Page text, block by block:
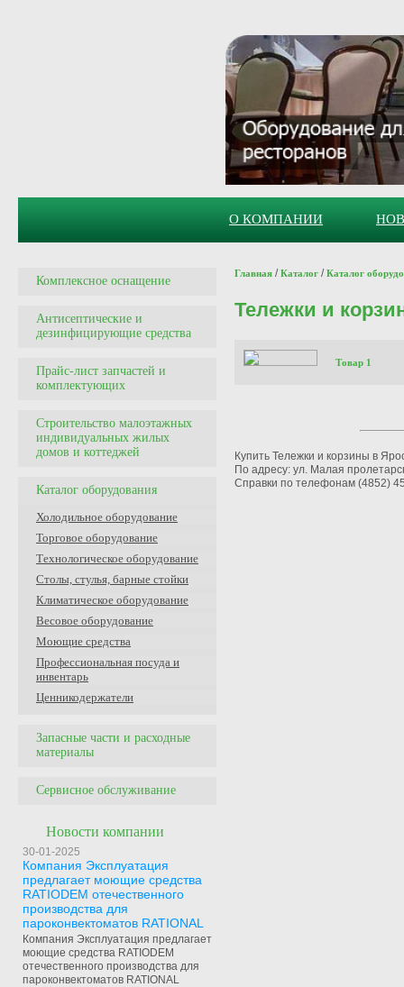
О КОМПАНИИ
Комплексное оснащение
Антисептические и
дезинфицирующие средства
Прайс-лист запчастей и
комплектующих
Строительство малоэтажных
индивидуальных жилых
домов и коттеджей
Каталог оборудования
Холодильное оборудование
Торговое оборудование
Технологическое оборудование
Столы, стулья, барные стойки
Климатическое оборудование
Весовое оборудование
Моющие средства
Профессиональная посуда и
инвентарь
Ценникодержатели
Запасные части и расходные
материалы
Сервисное обслуживание
Новости компании
30-01-2025
Компания Эксплуатация
предлагает моющие средства
RATIODEM отечественного
производства для
пароконвектоматов RATIONAL
Компания Эксплуатация предлагает
моющие средства RATIODEM
отечественного производства для
пароконвектоматов RATIONAL
Главная /Каталог /Каталог
Тележки и
Товар 1
Купить Тележки и корзины в
По адресу: ул. Малая
Справки по телефонам (4852)